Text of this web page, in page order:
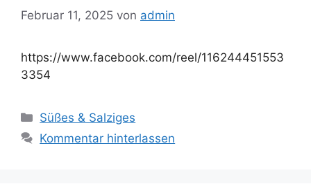
Februar 11, 2025 von admin
https://www.facebook.com/reel/116244451553
3354
Süßes & Salziges
Kommentar hinterlassen